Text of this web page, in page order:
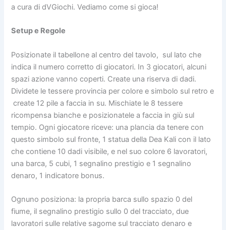
a cura di dVGiochi. Vediamo come si gioca!
Setup e Regole
Posizionate il tabellone al centro del tavolo, sul lato che
indica il numero corretto di giocatori. In 3 giocatori, alcuni
spazi azione vanno coperti. Create una riserva di dadi.
Dividete le tessere provincia per colore e simbolo sul retro e
create 12 pile a faccia in su. Mischiate le 8 tessere
ricompensa bianche e posizionatele a faccia in giù sul
tempio. Ogni giocatore riceve: una plancia da tenere con
questo simbolo sul fronte, 1 statua della Dea Kali con il lato
che contiene 10 dadi visibile, e nel suo colore 6 lavoratori,
una barca, 5 cubi, 1 segnalino prestigio e 1 segnalino
denaro, 1 indicatore bonus.
Ognuno posiziona: la propria barca sullo spazio 0 del
fiume, il segnalino prestigio sullo 0 del tracciato, due
lavoratori sulle relative sagome sul tracciato denaro e